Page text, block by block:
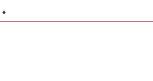
*